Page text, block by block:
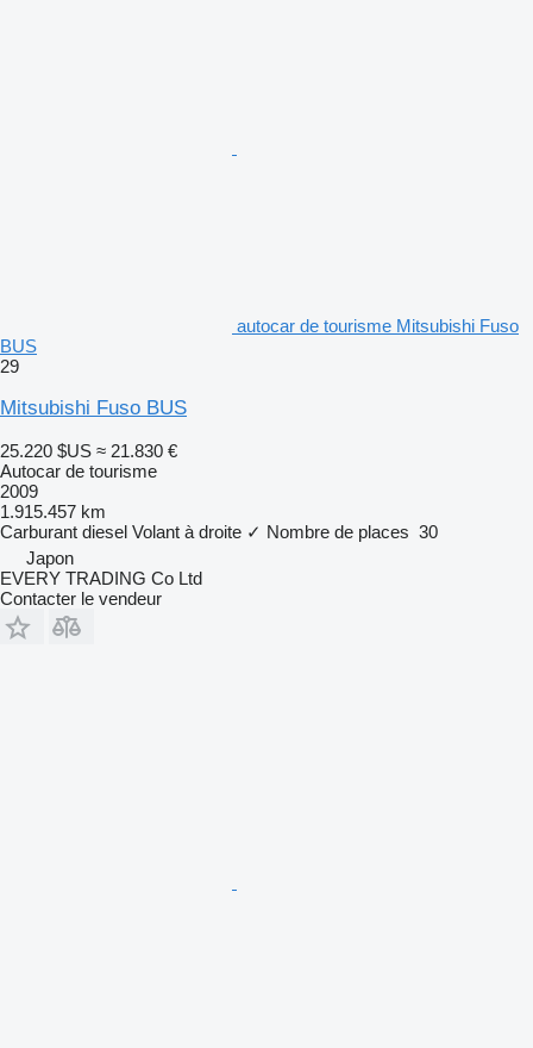
autocar de tourisme Mitsubishi Fuso
BUS
29
Mitsubishi Fuso BUS
25.220 $US ≈ 21.830 €
Autocar de tourisme
2009
1.915.457 km
Carburant diesel Volant à droite ✓ Nombre de places 30
Japon
EVERY TRADING Co Ltd
Contacter le vendeur